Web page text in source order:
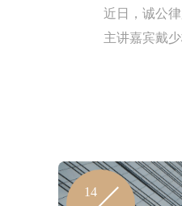
近日，诚公
主讲嘉宾戴
虑到的一些
14